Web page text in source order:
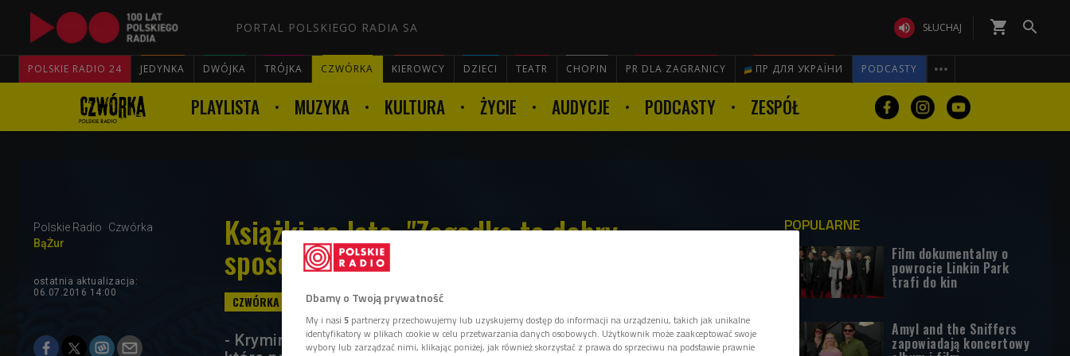
PORTAL POLSKIEGO RADIA SA  SŁUCHAJ shopping_cart 
POLSKIE RADIO 24 JEDYNKA DWÓJKA TRÓJKA CZWÓRKA KIEROWCY DZIECI TEATR CHOPIN PR DLA ZAGRANICY ПР ДЛЯ УКРАЇНИ PODCASTY 

PLAYLISTA MUZYKA KULTURA ŻYCIE AUDYCJE PODCASTY ZESPÓŁ
Polskie Radio
Czwórka
BąŻur
Książki na lato. "Zagadka to dobry
sposób na relaks"
ostatnia aktualizacja:
06.07.2016 14:00
- Kryminały świetnie nadają się na wakacje. Zwłaszcza te,
POPULARNE
Film dokumentalny o
powrocie Linkin Park
trafi do kin
Amyl and the Sniffers
zapowiadają koncertowy
Dbamy o Twoją prywatność
My i nasi 5 partnerzy przechowujemy lub uzyskujemy dostęp do informacji na urządzeniu, takich jak unikalne
identyfikatory w plikach cookie w celu przetwarzania danych osobowych. Użytkownik może zaakceptować swoje
wybory lub zarządzać nimi, klikając poniżej, jak również skorzystać z prawa do sprzeciwu na podstawie prawnie